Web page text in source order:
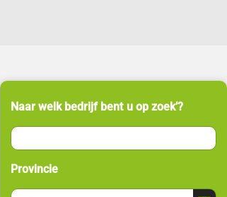
Naar welk bedrijf bent u op zoek’?
Provincie